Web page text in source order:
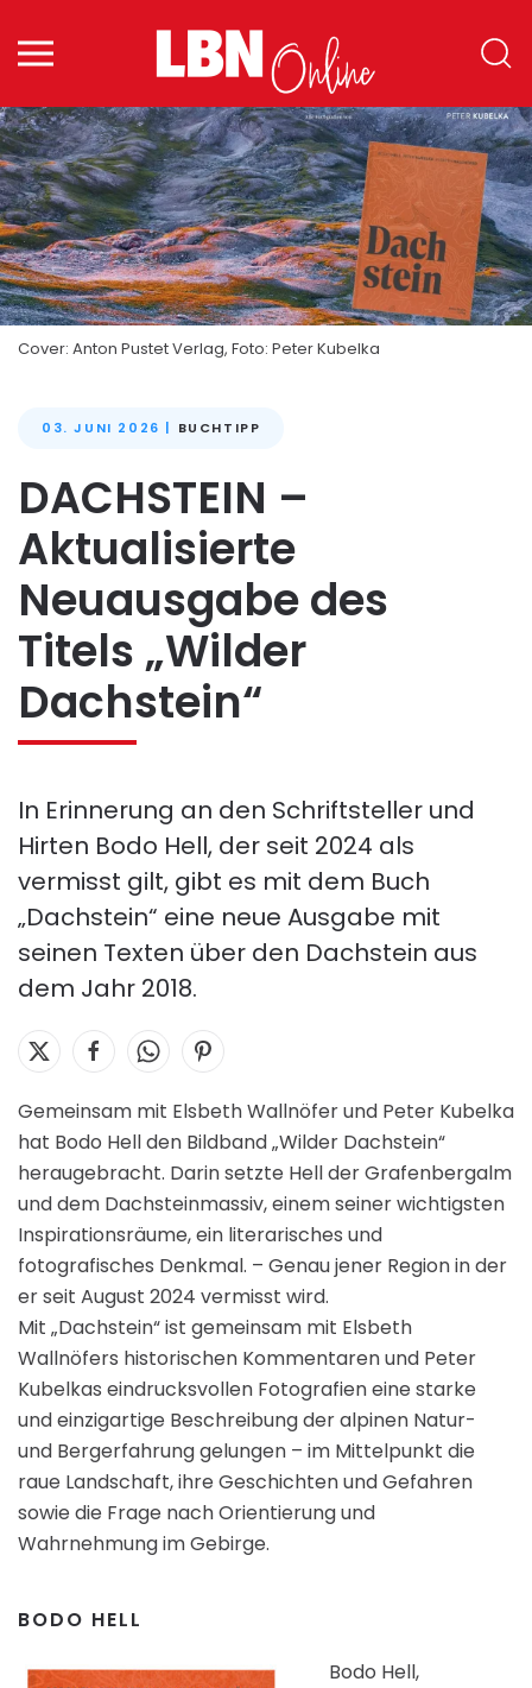
Zum Hauptinhalt springen
Cover: Anton Pustet Verlag, Foto: Peter Kubelka
03. JUNI 2026 | BUCHTIPP
DACHSTEIN –
Aktualisierte
Neuausgabe des
Titels „Wilder
Dachstein“
In Erinnerung an den Schriftsteller und
Hirten Bodo Hell, der seit 2024 als
vermisst gilt, gibt es mit dem Buch
„Dachstein“ eine neue Ausgabe mit
seinen Texten über den Dachstein aus
dem Jahr 2018.
Gemeinsam mit Elsbeth Wallnöfer und Peter Kubelka
hat Bodo Hell den Bildband „Wilder Dachstein“
heraugebracht. Darin setzte Hell der Grafenbergalm
und dem Dachsteinmassiv, einem seiner wichtigsten
Inspirationsräume, ein literarisches und
fotografisches Denkmal. – Genau jener Region in der
er seit August 2024 vermisst wird.
Mit „Dachstein“ ist gemeinsam mit Elsbeth
Wallnöfers historischen Kommentaren und Peter
Kubelkas eindrucksvollen Fotografien eine starke
und einzigartige Beschreibung der alpinen Natur-
und Bergerfahrung gelungen – im Mittelpunkt die
raue Landschaft, ihre Geschichten und Gefahren
sowie die Frage nach Orientierung und
Wahrnehmung im Gebirge.
BODO HELL
Bodo Hell,